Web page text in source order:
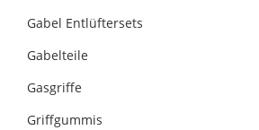
Gabel Entlüftersets
Gabelteile
Gasgriffe
Griffgummis